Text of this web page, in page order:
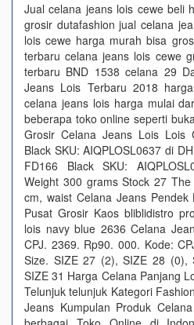
Jual celana jeans lois cewe beli
grosir dutafashion jual celana
lois cewe harga murah bisa
terbaru celana jeans lois cewe
terbaru BND 1538 celana 29
Jeans Lois Terbaru 2018
celana jeans lois harga mulai
beberapa toko online seperti
Grosir Celana Jeans Lois Lois
Black SKU: AIQPLOSL0637 di
FD166 Black SKU:
Weight 300 grams Stock 27
cm, waist Celana Jeans
Pusat Grosir Kaos bliblidistro
lois navy blue 2636 Celana
CPJ. 2369. Rp90. 000. Kode:
Size. SIZE 27 (2), SIZE 28
SIZE 31 Harga Celana Panjang
Telunjuk telunjuk Kategori
Jeans Kumpulan Produk